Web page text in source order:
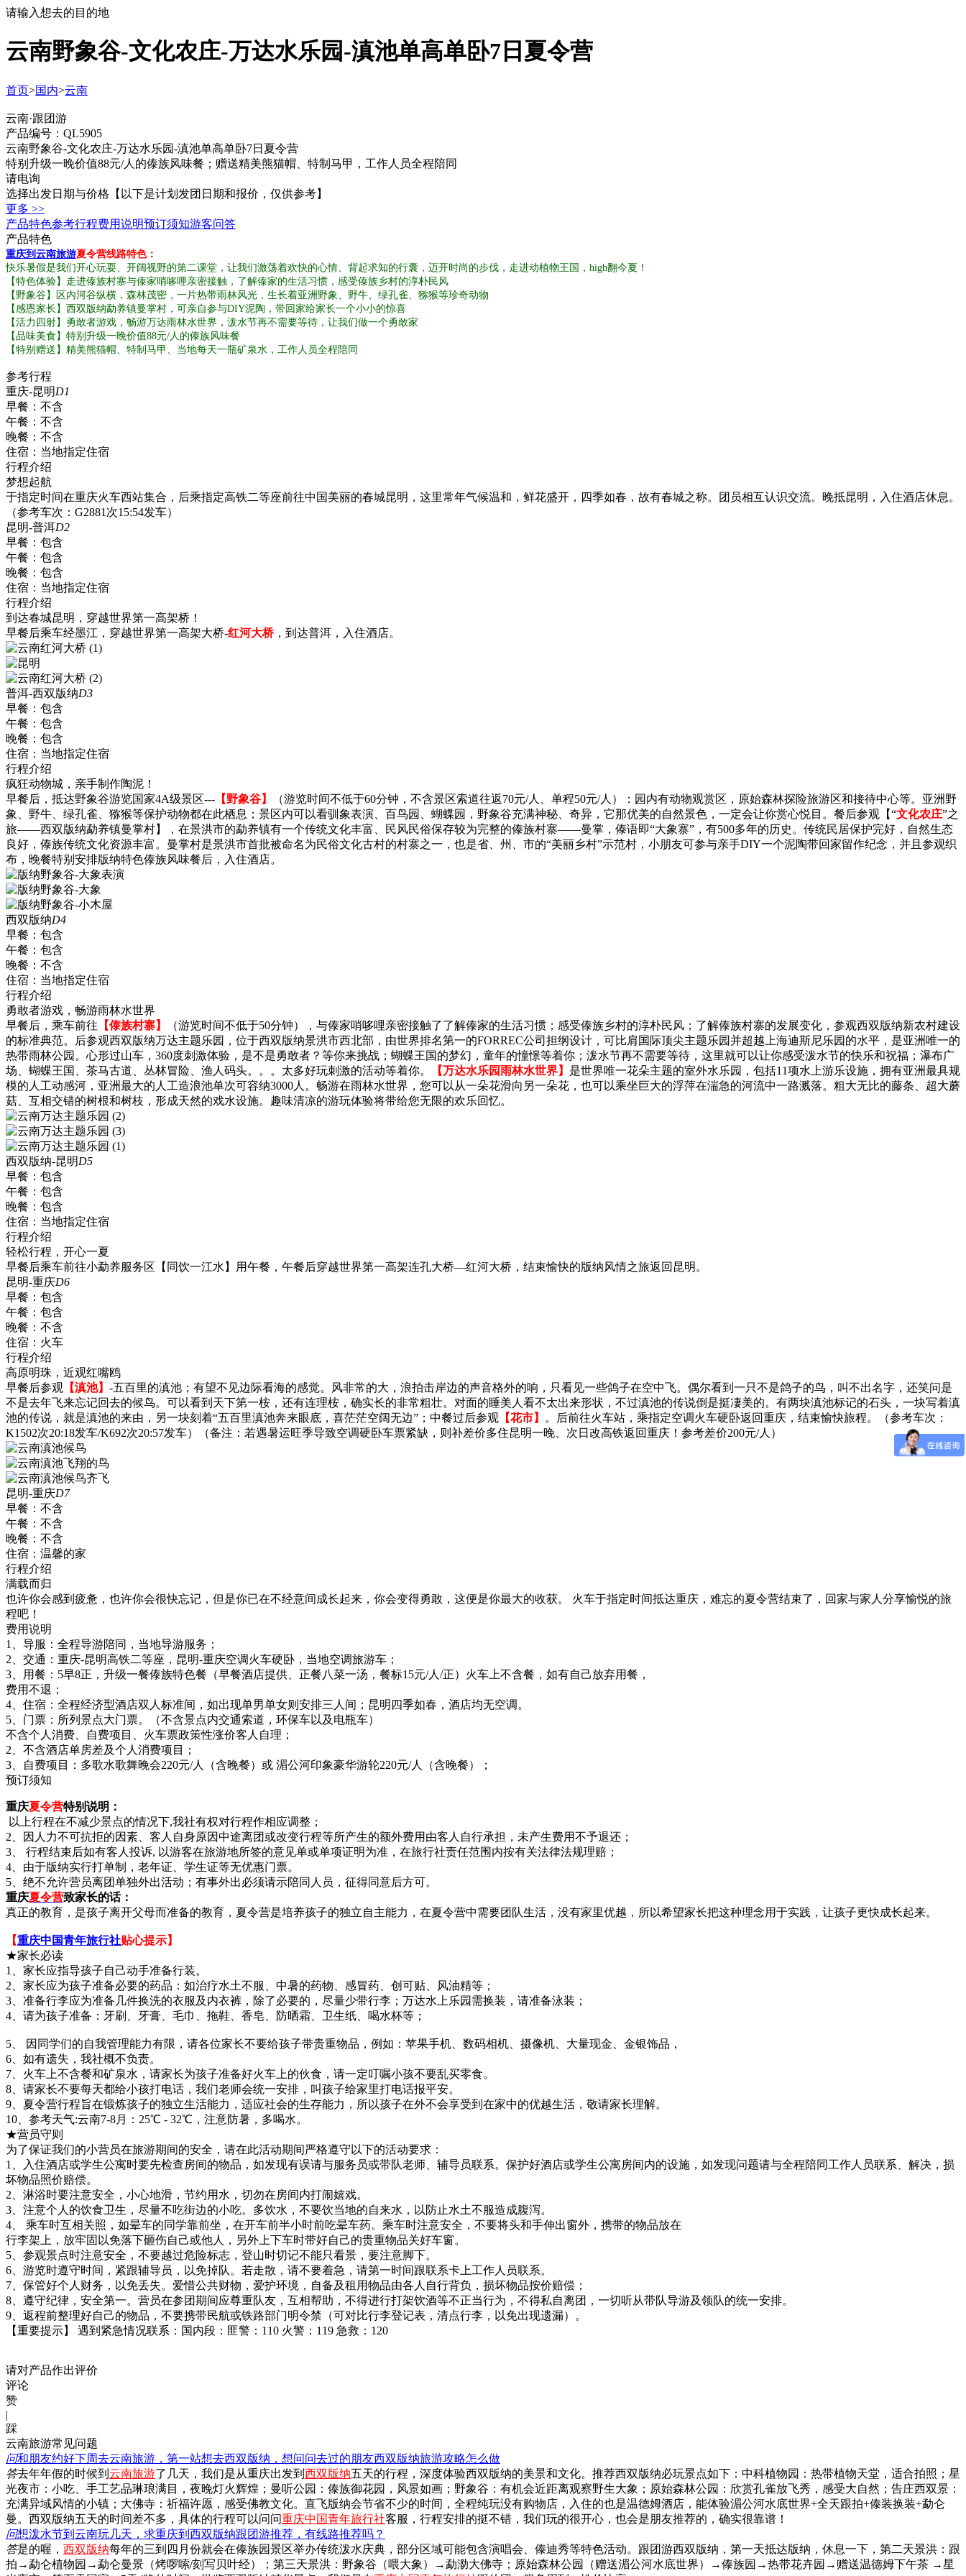
请输入想去的目的地
云南野象谷-文化农庄-万达水乐园-滇池单高单卧7日夏令营
首页>国内>云南
云南·跟团游
产品编号：QL5905
云南野象谷-文化农庄-万达水乐园-滇池单高单卧7日夏令营
特别升级一晚价值88元/人的傣族风味餐；赠送精美熊猫帽、特制马甲，工作人员全程陪同
请电询
选择出发日期与价格 【以下是计划发团日期和报价，仅供参考】
更多 >>
产品特色参考行程费用说明预订须知游客问答
产品特色
重庆到云南旅游夏令营线路特色：
快乐暑假是我们开心玩耍、开阔视野的第二课堂，让我们激荡着欢快的心情、背起求知的行囊，迈开时尚的步伐，走进动植物王国，high翻今夏！
【特色体验】走进傣族村寨与傣家哨哆哩亲密接触，了解傣家的生活习惯，感受傣族乡村的淳朴民风
【野象谷】区内河谷纵横，森林茂密，一片热带雨林风光，生长着亚洲野象、野牛、绿孔雀、猕猴等珍奇动物
【感恩家长】西双版纳勐养镇曼掌村，可亲自参与DIY泥陶，带回家给家长一个小小的惊喜
【活力四射】勇敢者游戏，畅游万达雨林水世界，泼水节再不需要等待，让我们做一个勇敢家
【品味美食】特别升级一晚价值88元/人的傣族风味餐
【特别赠送】精美熊猫帽、特制马甲、当地每天一瓶矿泉水，工作人员全程陪同
参考行程
重庆-昆明D1
早餐： 不含
午餐： 不含
晚餐： 不含
住宿： 当地指定住宿
行程介绍
梦想起航
于指定时间在重庆火车西站集合，后乘指定高铁二等座前往中国美丽的春城昆明，这里常年气候温和，鲜花盛开，四季如春，故有春城之称。团员相互认识交流。晚抵昆明，入住酒店休息。
（参考车次：G2881次15:54发车）
昆明-普洱D2
早餐： 包含
午餐： 包含
晚餐： 包含
住宿： 当地指定住宿
行程介绍
到达春城昆明，穿越世界第一高架桥！
早餐后乘车经墨江，穿越世界第一高架大桥-红河大桥，到达普洱，入住酒店。
普洱-西双版纳D3
早餐： 包含
午餐： 包含
晚餐： 包含
住宿： 当地指定住宿
行程介绍
疯狂动物城，亲手制作陶泥！
早餐后，抵达野象谷游览国家4A级景区--- 【野象谷】
（游览时间不低于60分钟，不含景区索道往返70元/人、单程50元/人）：园内有动物观赏区，原始森林探险旅游区和接待中心等。亚洲野
象、野牛、绿孔雀、猕猴等保护动物都在此栖息；景区内可以看驯象表演、百鸟园、蝴蝶园，野象谷充满神秘、奇异，它那优美的自然景色，一定会让你赏心悦目。餐后参观【“文化农庄”之
旅——西双版纳勐养镇曼掌村】，在景洪市的勐养镇有一个传统文化丰富、民风民俗保存较为完整的傣族村寨——曼掌，傣语即“大象寨”，有500多年的历史。传统民居保护完好，自然生态
良好，傣族传统文化资源丰富。曼掌村是景洪市首批被命名为民俗文化古村的村寨之一，也是省、州、市的“美丽乡村”示范村，小朋友可参与亲手DIY一个泥陶带回家留作纪念，并且参观织
布，晚餐特别安排版纳特色傣族风味餐后，入住酒店。
西双版纳D4
早餐： 包含
午餐： 包含
晚餐： 不含
住宿： 当地指定住宿
行程介绍
勇敢者游戏，畅游雨林水世界
早餐后，乘车前往 【傣族村寨】
（游览时间不低于50分钟），与傣家哨哆哩亲密接触了了解傣家的生活习惯；感受傣族乡村的淳朴民风；了解傣族村寨的发展变化，参观西双版纳新农村建设
的标准典范。后参观西双版纳万达主题乐园，位于西双版纳景洪市西北部，由世界排名第一的FORREC公司担纲设计，可比肩国际顶尖主题乐园并超越上海迪斯尼乐园的水平，是亚洲唯一的
热带雨林公园。心形过山车，360度刺激体验，是不是勇敢者？等你来挑战；蝴蝶王国的梦幻，童年的憧憬等着你；泼水节再不需要等待，这里就可以让你感受泼水节的快乐和祝福；瀑布广
场、蝴蝶王国、茶马古道、丛林冒险、渔人码头。。。太多好玩刺激的活动等着你。
【万达水乐园雨林水世界】 是世界唯一花朵主题的室外水乐园，包括11项水上游乐设施，拥有亚洲最具规
模的人工动感河，亚洲最大的人工造浪池单次可容纳3000人。畅游在雨林水世界，您可以从一朵花滑向另一朵花，也可以乘坐巨大的浮萍在湍急的河流中一路溅落。粗大无比的藤条、超大蘑
菇、互相交错的树根和树枝，形成天然的戏水设施。趣味清凉的游玩体验将带给您无限的欢乐回忆。
西双版纳-昆明D5
早餐： 包含
午餐： 包含
晚餐： 包含
住宿： 当地指定住宿
行程介绍
轻松行程，开心一夏
早餐后乘车前往小勐养服务区【同饮一江水】用午餐，午餐后穿越世界第一高架连孔大桥—红河大桥，结束愉快的版纳风情之旅返回昆明。
昆明-重庆D6
早餐： 包含
午餐： 包含
晚餐： 不含
住宿： 火车
行程介绍
高原明珠，近观红嘴鸥
早餐后参观 【滇池】 -五百里的滇池；有望不见边际看海的感觉。风非常的大，浪拍击岸边的声音格外的响，只看见一些鸽子在空中飞。偶尔看到一只不是鸽子的鸟，叫不出名字，还笑问是
不是去年飞来忘记回去的候鸟。可以看到天下第一桉，还有连理桉，确实长的非常粗壮。对面的睡美人看不太出来形状，不过滇池的传说倒是挺凄美的。有两块滇池标记的石头，一块写着滇
池的传说，就是滇池的来由，另一块刻着“五百里滇池奔来眼底，喜茫茫空阔无边”；中餐过后参观 【花市】
。后前往火车站，乘指定空调火车硬卧返回重庆，结束愉快旅程。（参考车次：
K1502次20:18发车/K692次20:57发车）（备注：若遇暑运旺季导致空调硬卧车票紧缺，则补差价多住昆明一晚、次日改高铁返回重庆！参考差价200元/人）
昆明-重庆D7
早餐： 不含
午餐： 不含
晚餐： 不含
住宿： 温馨的家
行程介绍
满载而归
也许你会感到疲惫，也许你会很快忘记，但是你已在不经意间成长起来，你会变得勇敢，这便是你最大的收获。 火车于指定时间抵达重庆，难忘的夏令营结束了，回家与家人分享愉悦的旅
程吧！
费用说明
1、导服：全程导游陪同，当地导游服务；
2、交通：重庆-昆明高铁二等座，昆明-重庆空调火车硬卧，当地空调旅游车；
3、用餐：5早8正，升级一餐傣族特色餐（早餐酒店提供、正餐八菜一汤，餐标15元/人/正）火车上不含餐，如有自己放弃用餐，
费用不退；
4、住宿：全程经济型酒店双人标准间，如出现单男单女则安排三人间；昆明四季如春，酒店均无空调。
5、门票：所列景点大门票。（不含景点内交通索道，环保车以及电瓶车）
不含个人消费、自费项目、火车票政策性涨价客人自理；
2、不含酒店单房差及个人消费项目；
3、自费项目：多歌水歌舞晚会220元/人（含晚餐）或 湄公河印象豪华游轮220元/人（含晚餐）；
预订须知
重庆夏令营特别说明：
以上行程在不减少景点的情况下,我社有权对行程作相应调整；
2、因人力不可抗拒的因素、客人自身原因中途离团或改变行程等所产生的额外费用由客人自行承担，未产生费用不予退还；
3、 行程结束后如有客人投诉, 以游客在旅游地所签的意见单或单项证明为准，在旅行社责任范围内按有关法律法规理赔；
4、由于版纳实行打单制，老年证、学生证等无优惠门票。
5、绝不允许营员离团单独外出活动；有事外出必须请示陪同人员，征得同意后方可。
重庆夏令营致家长的话：
真正的教育，是孩子离开父母而准备的教育，夏令营是培养孩子的独立自主能力，在夏令营中需要团队生活，没有家里优越，所以希望家长把这种理念用于实践，让孩子更快成长起来。
【重庆中国青年旅行社贴心提示】
★家长必读
1、家长应指导孩子自己动手准备行装。
2、家长应为孩子准备必要的药品：如治疗水土不服、中暑的药物、感冒药、创可贴、风油精等；
3、准备行李应为准备几件换洗的衣服及内衣裤，除了必要的，尽量少带行李；万达水上乐园需换装，请准备泳装；
4、请为孩子准备：牙刷、牙膏、毛巾、拖鞋、香皂、防晒霜、卫生纸、喝水杯等；
5、 因同学们的自我管理能力有限，请各位家长不要给孩子带贵重物品，例如：苹果手机、数码相机、摄像机、大量现金、金银饰品，
6、如有遗失，我社概不负责。
7、火车上不含餐和矿泉水，请家长为孩子准备好火车上的伙食，请一定叮嘱小孩不要乱买零食。
8、请家长不要每天都给小孩打电话，我们老师会统一安排，叫孩子给家里打电话报平安。
9、夏令营行程旨在锻炼孩子的独立生活能力，适应社会的生存能力，所以孩子在外不会享受到在家中的优越生活，敬请家长理解。
10、参考天气:云南7-8月：25℃ - 32℃，注意防暑，多喝水。
★营员守则
为了保证我们的小营员在旅游期间的安全，请在此活动期间严格遵守以下的活动要求：
1、入住酒店或学生公寓时要先检查房间的物品，如发现有误请与服务员或带队老师、辅导员联系。保护好酒店或学生公寓房间内的设施，如发现问题请与全程陪同工作人员联系、解决，损
坏物品照价赔偿。
2、淋浴时要注意安全，小心地滑，节约用水，切勿在房间内打闹嬉戏。
3、注意个人的饮食卫生，尽量不吃街边的小吃。多饮水，不要饮当地的自来水，以防止水土不服造成腹泻。
4、 乘车时互相关照，如晕车的同学靠前坐，在开车前半小时前吃晕车药。乘车时注意安全，不要将头和手伸出窗外，携带的物品放在
行李架上，放牢固以免落下砸伤自己或他人，另外上下车时带好自己的贵重物品关好车窗。
5、参观景点时注意安全，不要越过危险标志，登山时切记不能只看景，要注意脚下。
6、游览时遵守时间，紧跟辅导员，以免掉队。若走散，请不要着急，请第一时间跟联系卡上工作人员联系。
7、保管好个人财务，以免丢失。爱惜公共财物，爱护环境，自备及租用物品由各人自行背负，损坏物品按价赔偿；
8、遵守纪律，安全第一。营员在参团期间应尊重队友，互相帮助，不得进行打架饮酒等不正当行为，不得私自离团，一切听从带队导游及领队的统一安排。
9、返程前整理好自己的物品，不要携带民航或铁路部门明令禁（可对比行李登记表，清点行李，以免出现遗漏）。
【重要提示】 遇到紧急情况联系：国内段：匪警：110 火警：119 急救：120
请对产品作出评价
评论
赞
|
踩
云南旅游常见问题
问和朋友约好下周去云南旅游，第一站想去西双版纳，想问问去过的朋友西双版纳旅游攻略怎么做
答去年年假的时候到 云南旅游了几天，我们是从重庆出发到 西双版纳五天的行程，深度体验西双版纳的美景和文化。推荐西双版纳必玩景点如下：中科植物园：热带植物天堂，适合拍照；星
光夜市：小吃、手工艺品琳琅满目，夜晚灯火辉煌；曼听公园：傣族御花园，风景如画；野象谷：有机会近距离观察野生大象；原始森林公园：欣赏孔雀放飞秀，感受大自然；告庄西双景：
充满异域风情的小镇；大佛寺：祈福许愿，感受佛教文化。直飞版纳会节省不少的时间，全程纯玩没有购物店，入住的也是温德姆酒店，能体验湄公河水底世界+全天跟拍+傣装换装+勐仑
曼。西双版纳五天的时间差不多，具体的行程可以问问重庆中国青年旅行社客服，行程安排的挺不错，我们玩的很开心，也会是朋友推荐的，确实很靠谱！
问想泼水节到云南玩几天，求重庆到西双版纳跟团游推荐，有线路推荐吗？
答是的喔， 西双版纳每年的三到四月份就会在傣族园景区举办传统泼水庆典，部分区域可能包含演唱会、傣迪秀等特色活动。跟团游西双版纳，第一天抵达版纳，休息一下，第二天景洪：跟
拍→勐仑植物园→勐仑曼景（烤啰嗦/刻写贝叶经）；第三天景洪：野象谷（喂大象）→勐泐大佛寺；原始森林公园（赠送湄公河水底世界）→傣族园→热带花卉园→赠送温德姆下午茶 →星